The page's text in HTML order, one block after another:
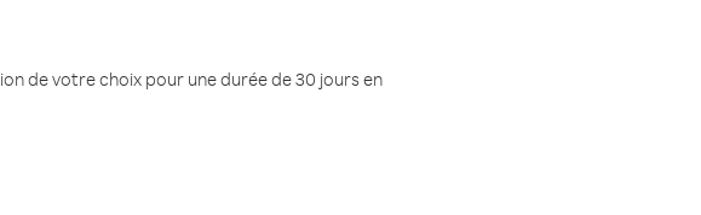
de votre choix pour une durée de 30 jours en